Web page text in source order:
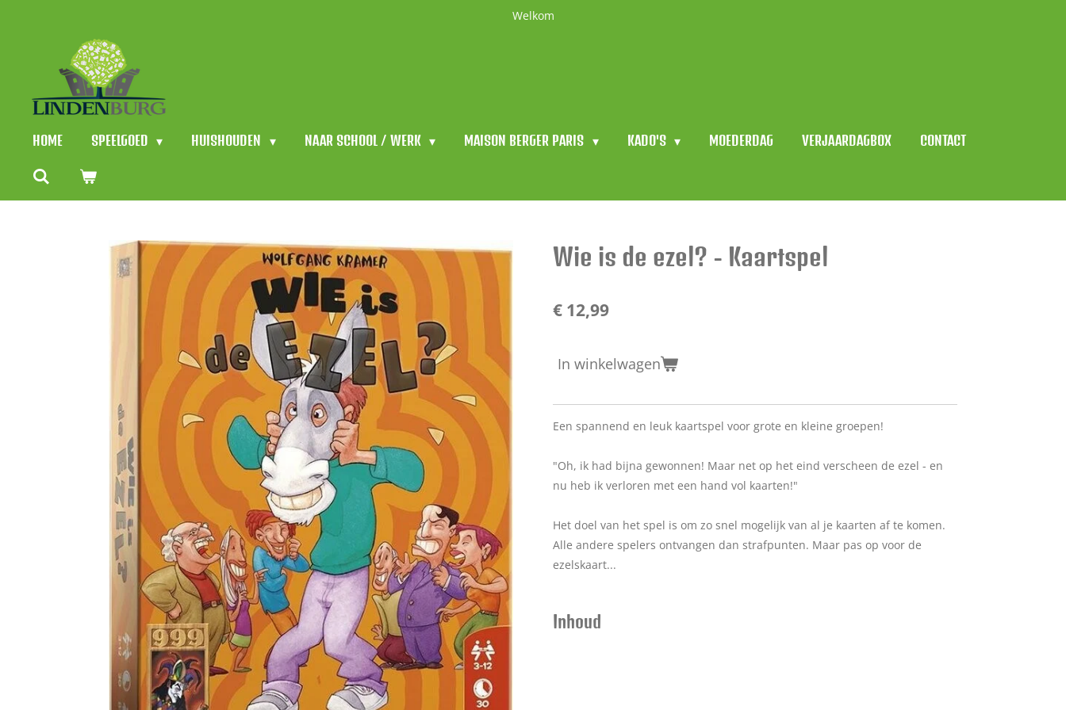
hoofdinhoud
Welkom
HOME SPEELGOED HUISHOUDEN NAAR SCHOOL / WERK MAISON BERGER PARIS KADO'S MOEDERDAG VERJAARDAGBOX CONTACT
Wie is de ezel? - Kaartspel
€ 12,99
In winkelwagen
Een spannend en leuk kaartspel voor grote en kleine groepen!
"Oh, ik had bijna gewonnen! Maar net op het eind verscheen de ezel - en
nu heb ik verloren met een hand vol kaarten!"
Het doel van het spel is om zo snel mogelijk van al je kaarten af te komen.
Alle andere spelers ontvangen dan strafpunten. Maar pas op voor de
ezelskaart...
Inhoud